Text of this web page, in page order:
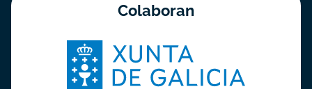
Colaboran